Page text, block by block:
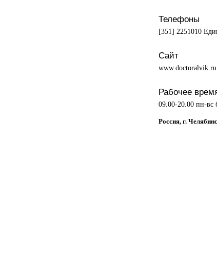
Телефоны
[351] 2251010
Сайт
www.doctoralvik.ru
Рабочее
09.00-20.00 пн-вс
Россия, г.